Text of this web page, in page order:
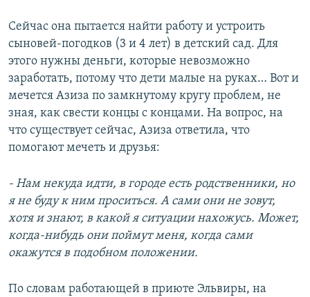
Сейчас она пытается найти работу и устроить
сыновей-погодков (3 и 4 лет) в детский сад. Для
этого нужны деньги, которые невозможно
заработать, потому что дети малые на руках… Вот и
мечется Азиза по замкнутому кругу проблем, не
зная, как свести концы с концами. На вопрос, на
что существует сейчас, Азиза ответила, что
помогают мечеть и друзья:
- Нам некуда идти, в городе есть родственники, но
я не буду к ним проситься. А сами они не зовут,
хотя и знают, в какой я ситуации нахожусь. Может,
когда-нибудь они поймут меня, когда сами
окажутся в подобном положении.
По словам работающей в приюте Эльвиры, на